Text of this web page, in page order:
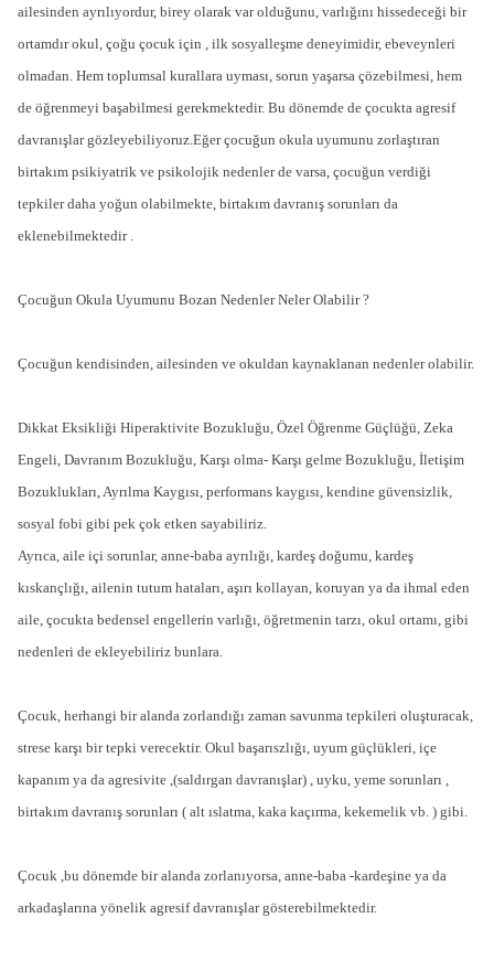
ailesinden ayrılıyordur, birey olarak var olduğunu, varlığını hissedeceği bir
ortamdır okul, çoğu çocuk için , ilk sosyalleşme deneyimidir, ebeveynleri
olmadan. Hem toplumsal kurallara uyması, sorun yaşarsa çözebilmesi, hem
de öğrenmeyi başabilmesi gerekmektedir. Bu dönemde de çocukta agresif
davranışlar gözleyebiliyoruz.Eğer çocuğun okula uyumunu zorlaştıran
birtakım psikiyatrik ve psikolojik nedenler de varsa, çocuğun verdiği
tepkiler daha yoğun olabilmekte, birtakım davranış sorunları da
eklenebilmektedir .
Çocuğun Okula Uyumunu Bozan Nedenler Neler Olabilir ?
Çocuğun kendisinden, ailesinden ve okuldan kaynaklanan nedenler olabilir.
Dikkat Eksikliği Hiperaktivite Bozukluğu, Özel Öğrenme Güçlüğü, Zeka
Engeli, Davranım Bozukluğu, Karşı olma- Karşı gelme Bozukluğu, İletişim
Bozuklukları, Ayrılma Kaygısı, performans kaygısı, kendine güvensizlik,
sosyal fobi gibi pek çok etken sayabiliriz.
Ayrıca, aile içi sorunlar, anne-baba ayrılığı, kardeş doğumu, kardeş
kıskançlığı, ailenin tutum hataları, aşırı kollayan, koruyan ya da ihmal eden
aile, çocukta bedensel engellerin varlığı, öğretmenin tarzı, okul ortamı, gibi
nedenleri de ekleyebiliriz bunlara.
Çocuk, herhangi bir alanda zorlandığı zaman savunma tepkileri oluşturacak,
strese karşı bir tepki verecektir. Okul başarıszlığı, uyum güçlükleri, içe
kapanım ya da agresivite ,(saldırgan davranışlar) , uyku, yeme sorunları ,
birtakım davranış sorunları ( alt ıslatma, kaka kaçırma, kekemelik vb. ) gibi.
Çocuk ,bu dönemde bir alanda zorlanıyorsa, anne-baba -kardeşine ya da
arkadaşlarına yönelik agresif davranışlar gösterebilmektedir.